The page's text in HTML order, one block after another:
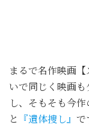
まるで名作映画
いで同じく映画も
し、そもそも今
と 『遺体捜し』 で